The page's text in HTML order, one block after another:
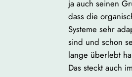
ja auch seinen
dass die
Systeme sehr
sind und schon
lange überlebt
Das steckt auch im